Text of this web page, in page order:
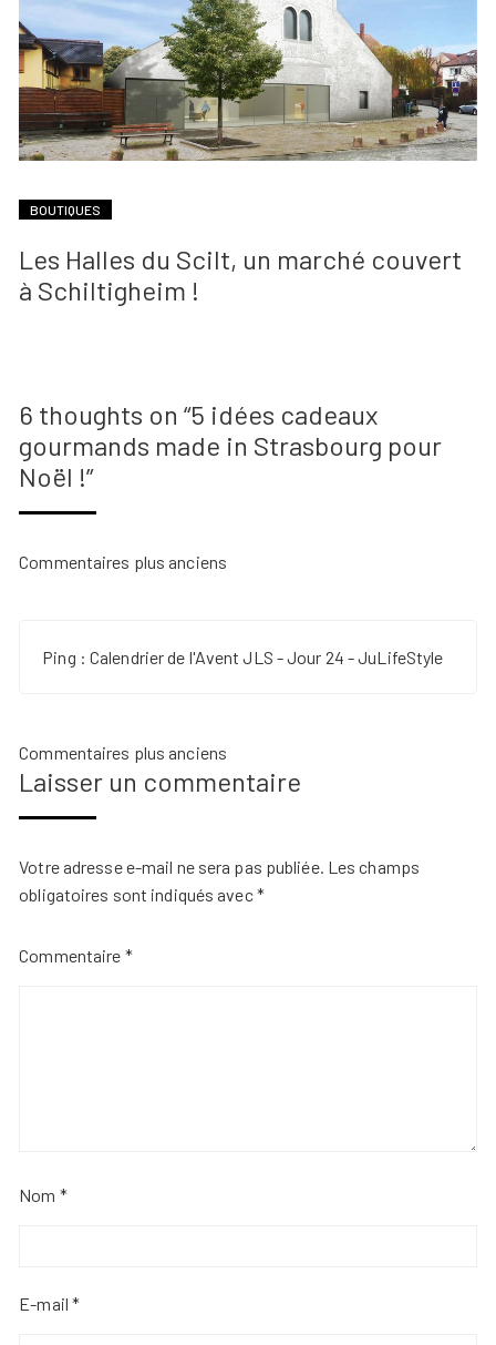
BOUTIQUES
Les Halles du Scilt, un marché couvert
à Schiltigheim !
6 thoughts on “5 idées cadeaux
gourmands made in Strasbourg pour
Noël !”
Navigation
commentaires
Commentaires plus anciens
Ping :Calendrier de l'Avent JLS - Jour 24 - JuLifeStyle
Navigation
dans
les
commentaires
Commentaires plus anciens
Laisser un commentaire
Votre adresse e-mail ne sera pas publiée. Les champs
obligatoires sont indiqués avec*
Commentaire *
Nom *
E-mail*